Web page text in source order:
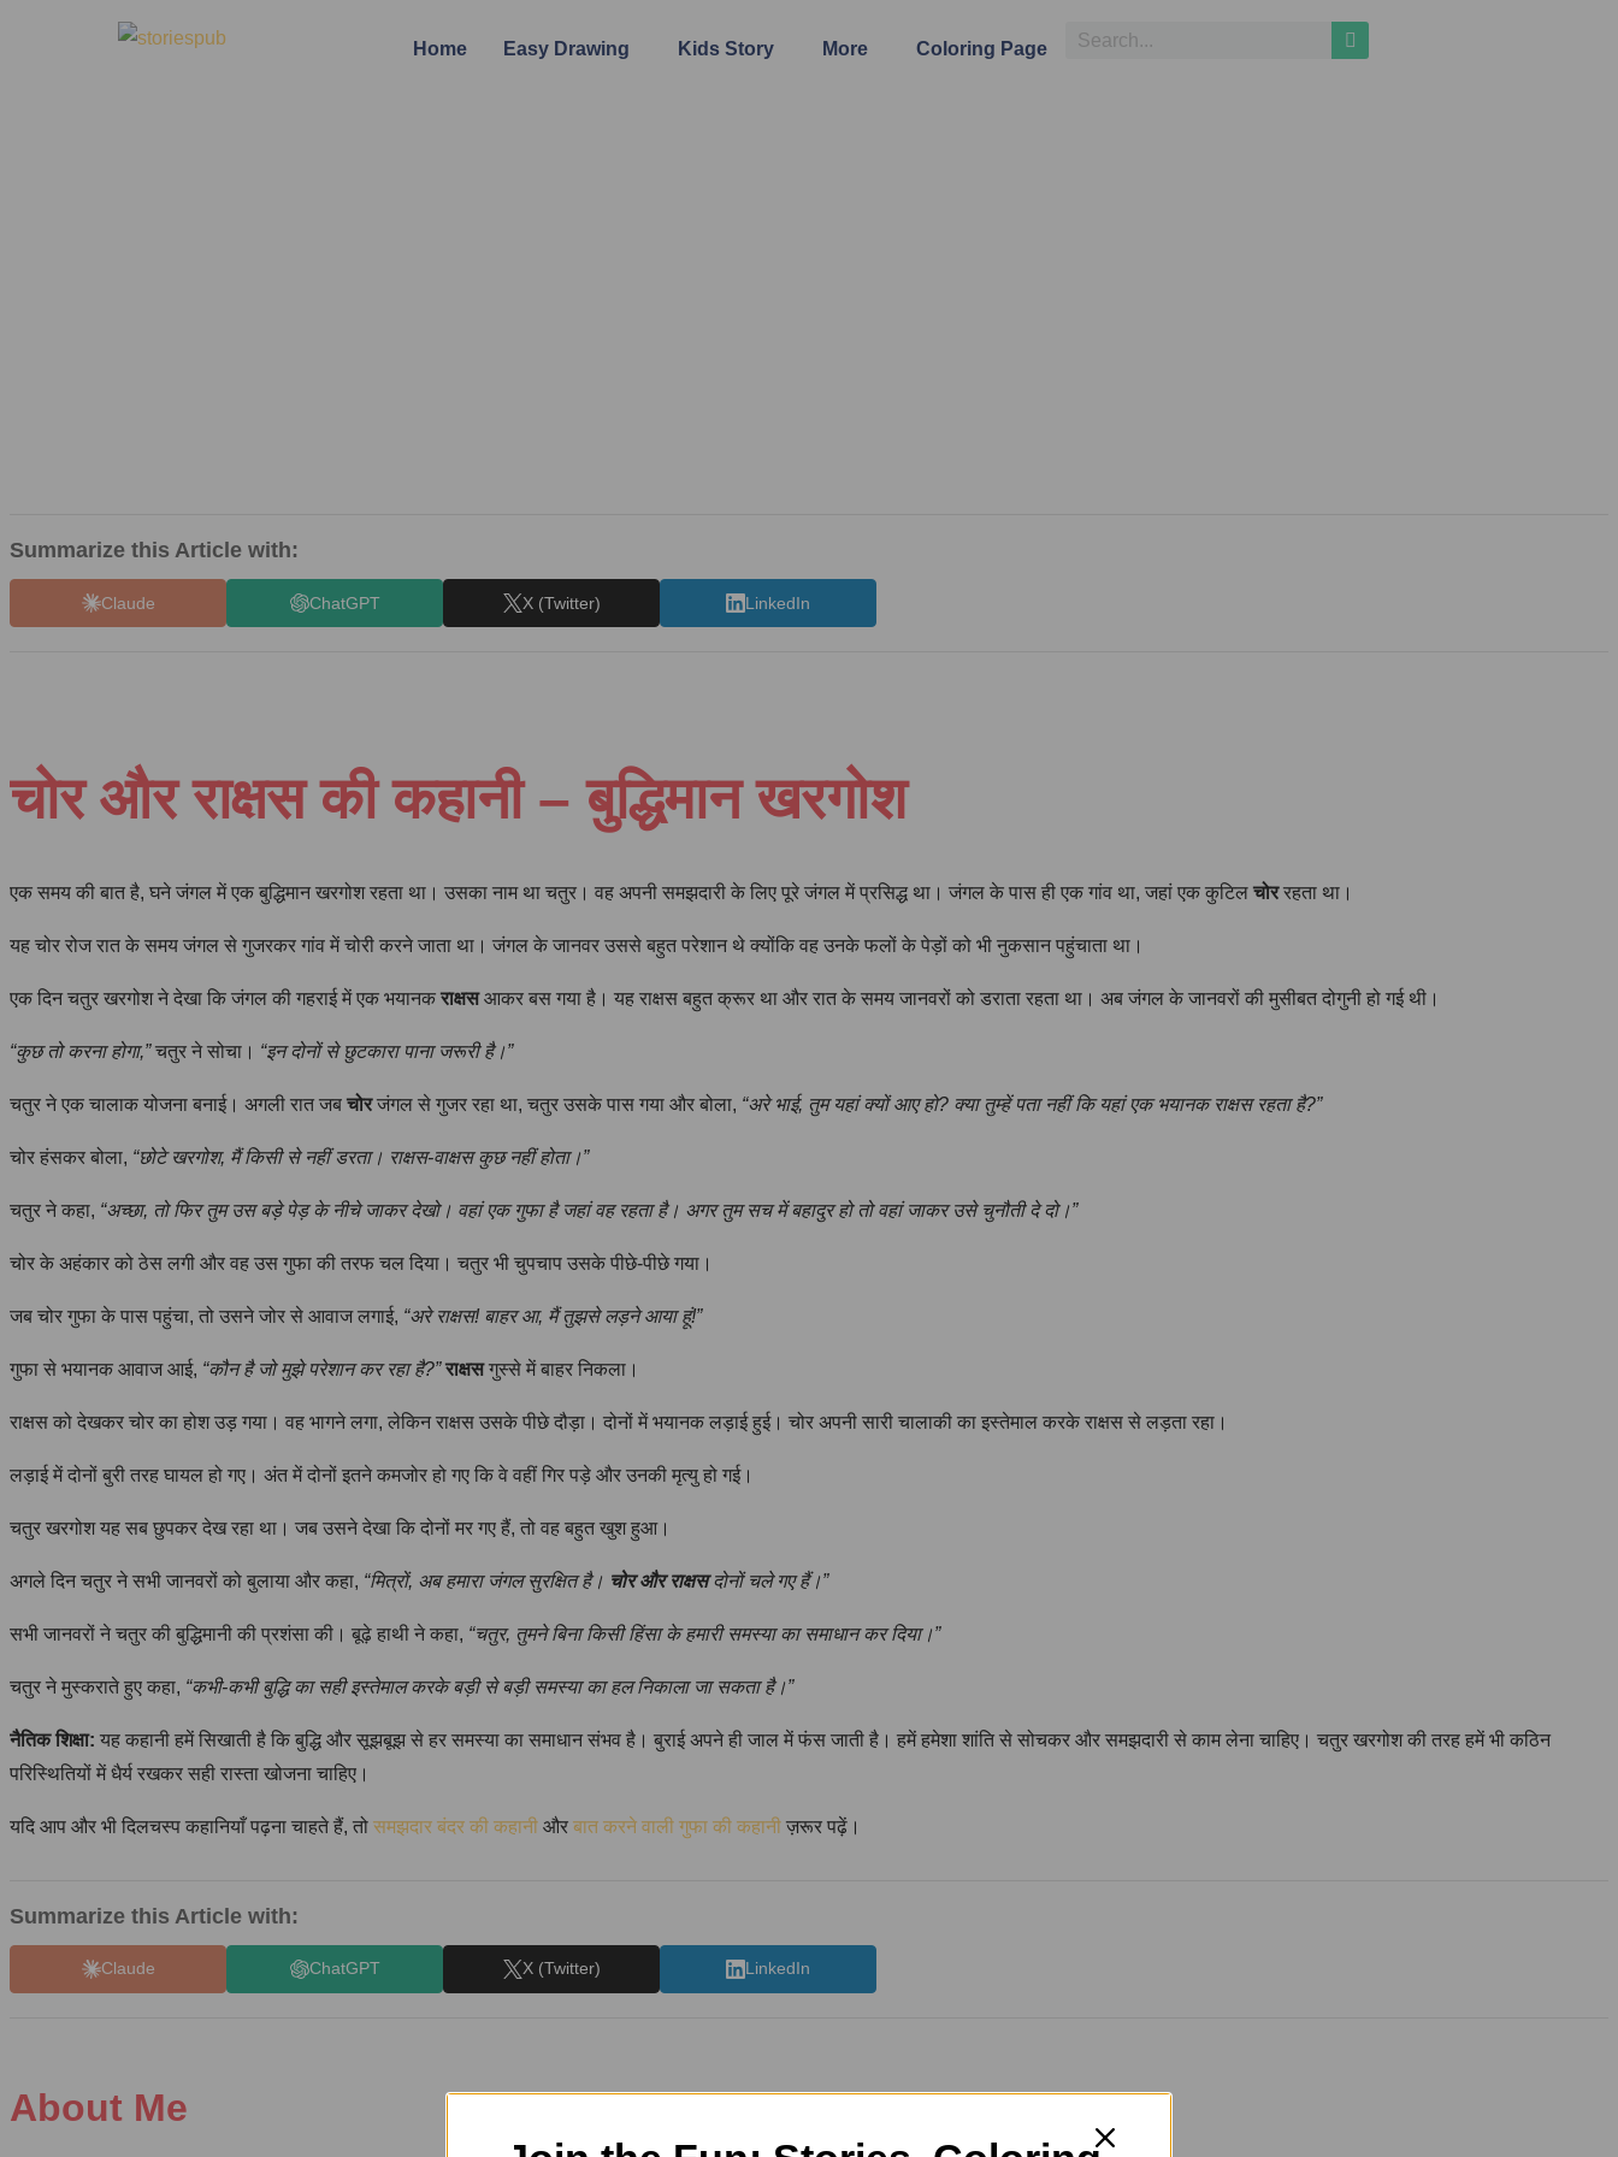
Home Easy Drawing Kids Story More Coloring Page
Summarize this Article with:
Claude ChatGPT X (Twitter) LinkedIn
चोर और राक्षस की कहानी – बुद्धिमान खरगोश
एक समय की बात है, घने जंगल में एक बुद्धिमान खरगोश रहता था। उसका नाम था चतुर। वह अपनी समझदारी के लिए पूरे जंगल में प्रसिद्ध था। जंगल के पास ही एक गांव था, जहां एक कुटिल चोररहता था।
यह चोर रोज रात के समय जंगल से गुजरकर गांव में चोरी करने जाता था। जंगल के जानवर उससे बहुत परेशान थे क्योंकि वह उनके फलों के पेड़ों को भी नुकसान पहुंचाता था।
एक दिन चतुर खरगोश ने देखा कि जंगल की गहराई में एक भयानक राक्षसआकर बस गया है। यह राक्षस बहुत क्रूर था और रात के समय जानवरों को डराता रहता था। अब जंगल के जानवरों की मुसीबत दोगुनी हो गई थी।
“कुछ तो करना होगा,”चतुर ने सोचा। “इन दोनों से छुटकारा पाना जरूरी है।”
चतुर ने एक चालाक योजना बनाई। अगली रात जब चोरजंगल से गुजर रहा था, चतुर उसके पास गया और बोला, “अरे भाई, तुम यहां क्यों आए हो? क्या तुम्हें पता नहीं कि यहां एक भयानक राक्षस रहता है?”
चोर हंसकर बोला, “छोटे खरगोश, मैं किसी से नहीं डरता। राक्षस-वाक्षस कुछ नहीं होता।”
चतुर ने कहा, “अच्छा, तो फिर तुम उस बड़े पेड़ के नीचे जाकर देखो। वहां एक गुफा है जहां वह रहता है। अगर तुम सच में बहादुर हो तो वहां जाकर उसे चुनौती दे दो।”
चोर के अहंकार को ठेस लगी और वह उस गुफा की तरफ चल दिया। चतुर भी चुपचाप उसके पीछे-पीछे गया।
जब चोर गुफा के पास पहुंचा, तो उसने जोर से आवाज लगाई, “अरे राक्षस! बाहर आ, मैं तुझसे लड़ने आया हूं!”
गुफा से भयानक आवाज आई, “कौन है जो मुझे परेशान कर रहा है?” राक्षसगुस्से में बाहर निकला।
राक्षस को देखकर चोर का होश उड़ गया। वह भागने लगा, लेकिन राक्षस उसके पीछे दौड़ा। दोनों में भयानक लड़ाई हुई। चोर अपनी सारी चालाकी का इस्तेमाल करके राक्षस से लड़ता रहा।
लड़ाई में दोनों बुरी तरह घायल हो गए। अंत में दोनों इतने कमजोर हो गए कि वे वहीं गिर पड़े और उनकी मृत्यु हो गई।
चतुर खरगोश यह सब छुपकर देख रहा था। जब उसने देखा कि दोनों मर गए हैं, तो वह बहुत खुश हुआ।
अगले दिन चतुर ने सभी जानवरों को बुलाया और कहा, “मित्रों, अब हमारा जंगल सुरक्षित है। चोर और राक्षसदोनों चले गए हैं।”
सभी जानवरों ने चतुर की बुद्धिमानी की प्रशंसा की। बूढ़े हाथी ने कहा, “चतुर, तुमने बिना किसी हिंसा के हमारी समस्या का समाधान कर दिया।”
चतुर ने मुस्कराते हुए कहा, “कभी-कभी बुद्धि का सही इस्तेमाल करके बड़ी से बड़ी समस्या का हल निकाला जा सकता है।”
नैतिक शिक्षा: यह कहानी हमें सिखाती है कि बुद्धि और सूझबूझ से हर समस्या का समाधान संभव है। बुराई अपने ही जाल में फंस जाती है। हमें हमेशा शांति से सोचकर और समझदारी से काम लेना चाहिए। चतुर खरगोश की तरह हमें भी कठिन
परिस्थितियों में धैर्य रखकर सही रास्ता खोजना चाहिए।
यदि आप और भी दिलचस्प कहानियाँ पढ़ना चाहते हैं, तो समझदार बंदर की कहानी और बात करने वाली गुफा की कहानी ज़रूर पढ़ें।
Summarize this Article with:
Claude ChatGPT X (Twitter) LinkedIn
About Me